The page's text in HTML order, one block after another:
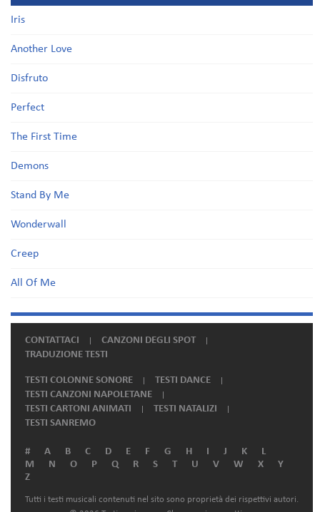
Iris
Another Love
Disfruto
Perfect
The First Time
Demons
Stand By Me
Wonderwall
Creep
All Of Me
CONTATTACI
CANZONI DEGLI SPOT
TRADUZIONE TESTI
TESTI COLONNE SONORE
TESTI DANCE
TESTI CANZONI NAPOLETANE
TESTI CARTONI ANIMATI
TESTI NATALIZI
TESTI SANREMO
# A B C D E F G H I J K
L
M
N O P Q R S T U V W X
Y
Z
Tutti i testi musicali contenuti nel sito sono proprietà dei rispettivi autori.